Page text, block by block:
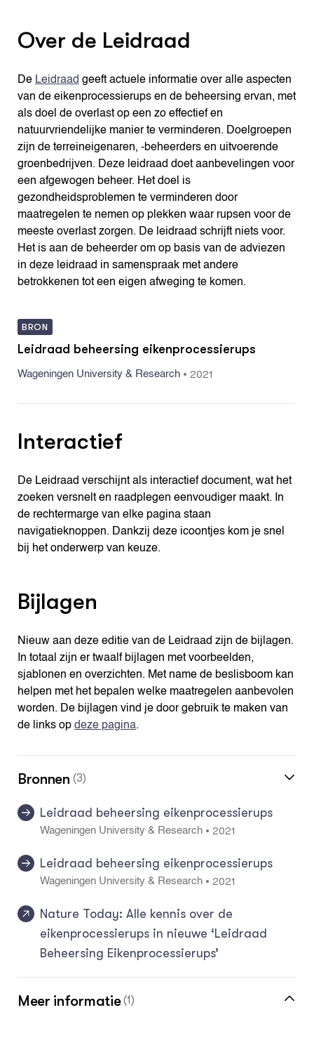
Over de Leidraad
De Leidraad geeft actuele informatie over alle aspecten
van de eikenprocessierups en de beheersing ervan, met
als doel de overlast op een zo effectief en
natuurvriendelijke manier te verminderen. Doelgroepen
zijn de terreineigenaren, -beheerders en uitvoerende
groenbedrijven. Deze leidraad doet aanbevelingen voor
een afgewogen beheer. Het doel is
gezondheidsproblemen te verminderen door
maatregelen te nemen op plekken waar rupsen voor de
meeste overlast zorgen. De leidraad schrijft niets voor.
Het is aan de beheerder om op basis van de adviezen
in deze leidraad in samenspraak met andere
betrokkenen tot een eigen afweging te komen.
BRON
Leidraad beheersing eikenprocessierups
Wageningen University & Research• 2021
Interactief
De Leidraad verschijnt als interactief document, wat het
zoeken versnelt en raadplegen eenvoudiger maakt. In
de rechtermarge van elke pagina staan
navigatieknoppen. Dankzij deze icoontjes kom je snel
bij het onderwerp van keuze.
Bijlagen
Nieuw aan deze editie van de Leidraad zijn de bijlagen.
In totaal zijn er twaalf bijlagen met voorbeelden,
sjablonen en overzichten. Met name de beslisboom kan
helpen met het bepalen welke maatregelen aanbevolen
worden. De bijlagen vind je door gebruik te maken van
de links op deze pagina.
Bronnen (3)
Leidraad beheersing eikenprocessierups
Wageningen University & Research• 2021
Leidraad beheersing eikenprocessierups
Wageningen University & Research• 2021
Nature Today: Alle kennis over de
eikenprocessierups in nieuwe ‘Leidraad
Beheersing Eikenprocessierups’
Meer informatie (1)